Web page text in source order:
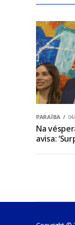
PARAÍBA
Na
avisa: